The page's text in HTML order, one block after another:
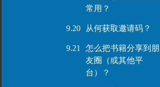
常用？
9.20 从何获取邀请码？
9.21
怎么把书籍分享到朋
友圈（或其他平
台）？